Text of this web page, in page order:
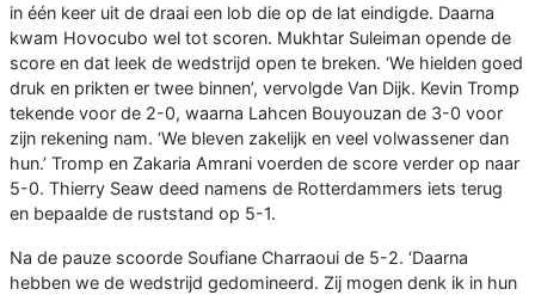
in één keer uit de draai een lob die op de lat eindigde. Daarna
kwam Hovocubo wel tot scoren. Mukhtar Suleiman opende de
score en dat leek de wedstrijd open te breken. ‘We hielden goed
druk en prikten er twee binnen’, vervolgde Van Dijk. Kevin Tromp
tekende voor de 2-0, waarna Lahcen Bouyouzan de 3-0 voor
zijn rekening nam. ‘We bleven zakelijk en veel volwassener dan
hun.’ Tromp en Zakaria Amrani voerden de score verder op naar
5-0. Thierry Seaw deed namens de Rotterdammers iets terug
en bepaalde de ruststand op 5-1.
Na de pauze scoorde Soufiane Charraoui de 5-2. ‘Daarna
hebben we de wedstrijd gedomineerd. Zij mogen denk ik in hun